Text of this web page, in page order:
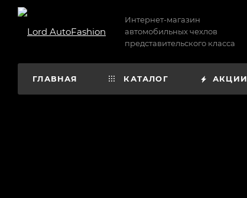
Интернет-магазин
автомобильных чехлов
представительского класса
ГЛАВНАЯ КАТАЛОГ АКЦИИ